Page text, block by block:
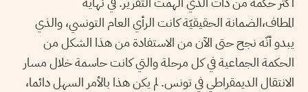
المطاف،الضمانة الحقيقيّة كانت الرأي العام التونسي، والذي
يبدو أنّه نجح حتى الآن من الاستفادة من هذا الشكل من
الحكمة الجماعية في كل مرحلة والتي كانت حاسمة خلال مسار
الانتقال الديمقراطي في تونس. لم يكن هذا بالأمر السهل دائما،